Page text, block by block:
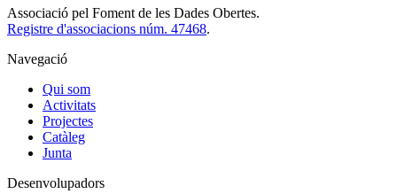
Associació pel Foment de les Dades Obertes.
Registre d'associacions núm. 47468.
Navegació
Qui som
Activitats
Projectes
Catàleg
Junta
Desenvolupadors